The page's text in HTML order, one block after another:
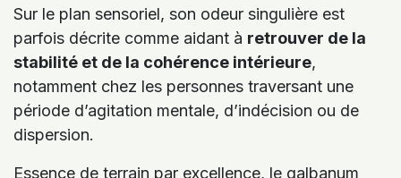
Sur le plan sensoriel, son odeur singulière est
parfois décrite comme aidant à retrouver de la
stabilité et de la cohérence intérieure,
notamment chez les personnes traversant une
période d’agitation mentale, d’indécision ou de
dispersion.
Essence de terrain par excellence, le galbanum